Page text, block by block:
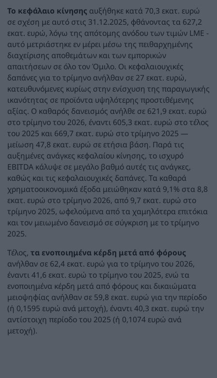
Το κεφάλαιο κίνησης αυξήθηκε κατά 70,3 εκατ. ευρώ
σε σχέση με αυτό στις 31.12.2025, φθάνοντας τα 627,2
εκατ. ευρώ, λόγω της απότομης ανόδου των τιμών LME -
αυτό μετριάστηκε εν μέρει μέσω της πειθαρχημένης
διαχείρισης αποθεμάτων και των εμπορικών
απαιτήσεων σε όλο τον Όμιλο. Οι κεφαλαιουχικές
δαπάνες για το τρίμηνο ανήλθαν σε 27 εκατ. ευρώ,
κατευθυνόμενες κυρίως στην ενίσχυση της παραγωγικής
ικανότητας σε προϊόντα υψηλότερης προστιθέμενης
αξίας. Ο καθαρός δανεισμός ανήλθε σε 621,9 εκατ. ευρώ
στο τρίμηνο του 2026, έναντι 605,3 εκατ. ευρώ στο τέλος
του 2025 και 669,7 εκατ. ευρώ στο τρίμηνο 2025 —
μείωση 47,8 εκατ. ευρώ σε ετήσια βάση. Παρά τις
αυξημένες ανάγκες κεφαλαίου κίνησης, το ισχυρό
EBITDA κάλυψε σε μεγάλο βαθμό αυτές τις ανάγκες,
καθώς και τις κεφαλαιουχικές δαπάνες. Τα καθαρά
χρηματοοικονομικά έξοδα μειώθηκαν κατά 9,1% στα 8,8
εκατ. ευρώ στο τρίμηνο 2026, από 9,7 εκατ. ευρώ στο
τρίμηνο 2025, ωφελούμενα από τα χαμηλότερα επιτόκια
και τον μειωμένο δανεισμό σε σύγκριση με το τρίμηνο
2025.
Τέλος, τα ενοποιημένα κέρδη μετά από φόρους
ανήλθαν σε 62,4 εκατ. ευρώ για το τρίμηνο του 2026,
έναντι 41,6 εκατ. ευρώ το τρίμηνο του 2025, ενώ τα
ενοποιημένα κέρδη μετά από φόρους και δικαιώματα
μειοψηφίας ανήλθαν σε 59,8 εκατ. ευρώ για την περίοδο
(ή 0,1595 ευρώ ανά μετοχή), έναντι 40,3 εκατ. ευρώ την
αντίστοιχη περίοδο του 2025 (ή 0,1074 ευρώ ανά
μετοχή).